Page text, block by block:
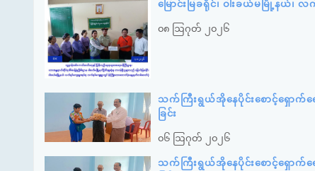
မြောင်းမြခရိုင်၊ ဝါးခယ်မမြို့နယ်
၀၈ ဩဂုတ် ၂၀၂၆
သက်ကြီးရွယ်အိုနေပိုင်းစောင့်ရှောက်ရ
ခြင်း
၀၆ ဩဂုတ် ၂၀၂၆
သက်ကြီးရွယ်အိုနေပိုင်းစောင့်ရှောက်ရ